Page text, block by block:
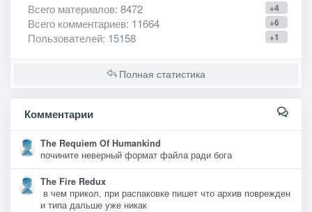
+4
Всего материалов: 8472
+6
Всего комментариев: 11664
+1
Пользователей: 15158
Полная статистика
Комментарии
The Requiem Of Humankind
почините неверный формат файла ради бога
The Fire Redux
в чем прикол, при распаковке пишет что архив поврежден
и типа дальше уже никак